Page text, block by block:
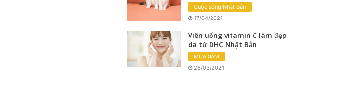
Cuộc sống Nhật Bản
17/04/2021
Viên uống vitamin C làm đẹp
da từ DHC Nhật Bản
MUA SẮM
26/03/2021